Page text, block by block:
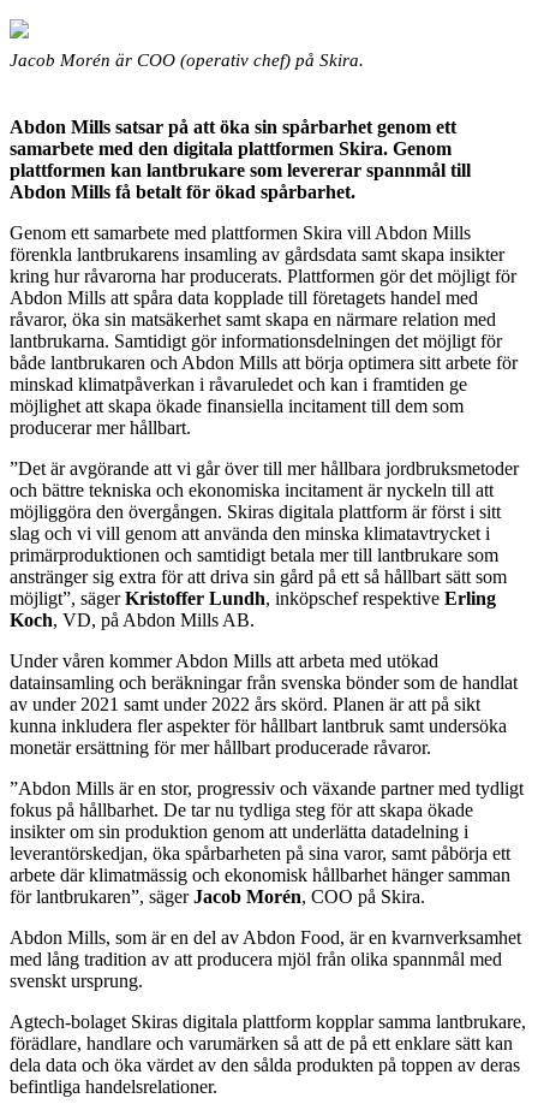
Jacob Morén är COO (operativ chef) på Skira.
Abdon Mills satsar på att öka sin spårbarhet genom ett
samarbete med den digitala plattformen Skira. Genom
plattformen kan lantbrukare som levererar spannmål till
Abdon Mills få betalt för ökad spårbarhet.
Genom ett samarbete med plattformen Skira vill Abdon Mills
förenkla lantbrukarens insamling av gårdsdata samt skapa insikter
kring hur råvarorna har producerats. Plattformen gör det möjligt för
Abdon Mills att spåra data kopplade till företagets handel med
råvaror, öka sin matsäkerhet samt skapa en närmare relation med
lantbrukarna. Samtidigt gör informationsdelningen det möjligt för
både lantbrukaren och Abdon Mills att börja optimera sitt arbete för
minskad klimatpåverkan i råvaruledet och kan i framtiden ge
möjlighet att skapa ökade finansiella incitament till dem som
producerar mer hållbart.
”Det är avgörande att vi går över till mer hållbara jordbruksmetoder
och bättre tekniska och ekonomiska incitament är nyckeln till att
möjliggöra den övergången. Skiras digitala plattform är först i sitt
slag och vi vill genom att använda den minska klimatavtrycket i
primärproduktionen och samtidigt betala mer till lantbrukare som
anstränger sig extra för att driva sin gård på ett så hållbart sätt som
möjligt”, sägerKristoffer Lundh, inköpschef respektive Erling
Koch, VD, på Abdon Mills AB.
Under våren kommer Abdon Mills att arbeta med utökad
datainsamling och beräkningar från svenska bönder som de handlat
av under 2021 samt under 2022 års skörd. Planen är att på sikt
kunna inkludera fler aspekter för hållbart lantbruk samt undersöka
monetär ersättning för mer hållbart producerade råvaror.
”Abdon Mills är en stor, progressiv och växande partner med tydligt
fokus på hållbarhet. De tar nu tydliga steg för att skapa ökade
insikter om sin produktion genom att underlätta datadelning i
leverantörskedjan, öka spårbarheten på sina varor, samt påbörja ett
arbete där klimatmässig och ekonomisk hållbarhet hänger samman
för lantbrukaren”, sägerJacob Morén, COO på Skira.
Abdon Mills, som är en del av Abdon Food, är en kvarnverksamhet
med lång tradition av att producera mjöl från olika spannmål med
svenskt ursprung.
Agtech-bolaget Skiras digitala plattform kopplar samma lantbrukare,
förädlare, handlare och varumärken så att de på ett enklare sätt kan
dela data och öka värdet av den sålda produkten på toppen av deras
befintliga handelsrelationer.